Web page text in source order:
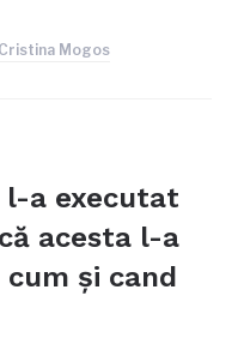
Cristina Mogos
l-a executat
acesta l-a
şi cand